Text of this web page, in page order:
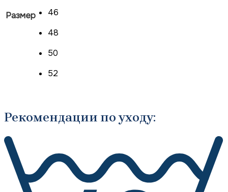
Размер
46
48
50
52
Рекомендации по уходу: